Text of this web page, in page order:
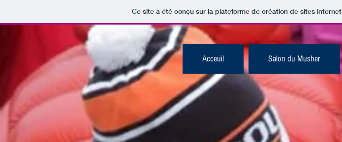
Ce site a été conçu sur la plateforme de création de sites internet
Acceuil Salon du Musher